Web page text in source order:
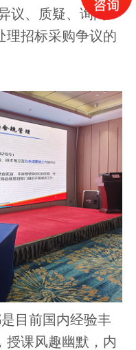
议、质疑、询问
理招标采购争议的
目前国内经验丰
授课风趣幽默，内